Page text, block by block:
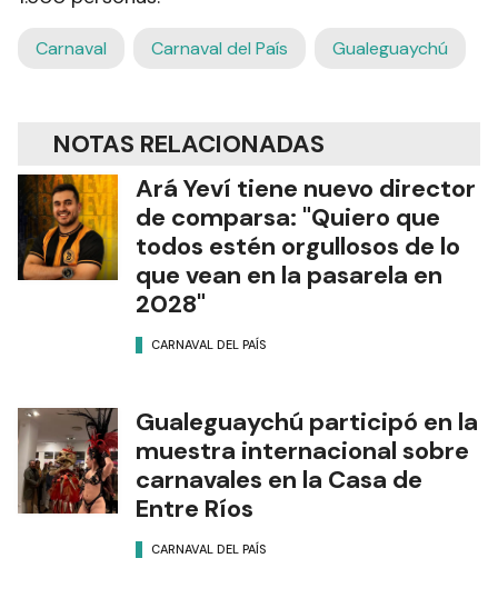
Carnaval Carnaval del País Gualeguaychú
NOTAS RELACIONADAS
Ará Yeví tiene nuevo director
de comparsa: "Quiero que
todos estén orgullosos de lo
que vean en la pasarela en
2028"
CARNAVAL DEL PAÍS
Gualeguaychú participó en la
muestra internacional sobre
carnavales en la Casa de
Entre Ríos
CARNAVAL DEL PAÍS